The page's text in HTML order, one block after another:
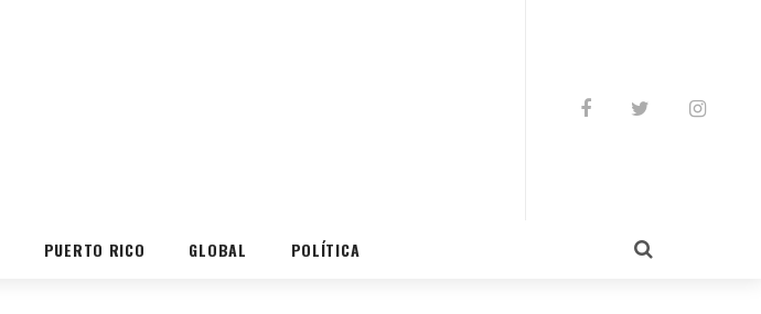
PUERTO RICO GLOBAL POLÍTICA